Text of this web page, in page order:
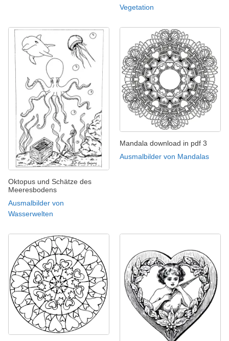
Vegetation
Oktopus und Schätze des
Meeresbodens
Ausmalbilder von
Wasserwelten
Mandala download in pdf 3
Ausmalbilder von Mandalas